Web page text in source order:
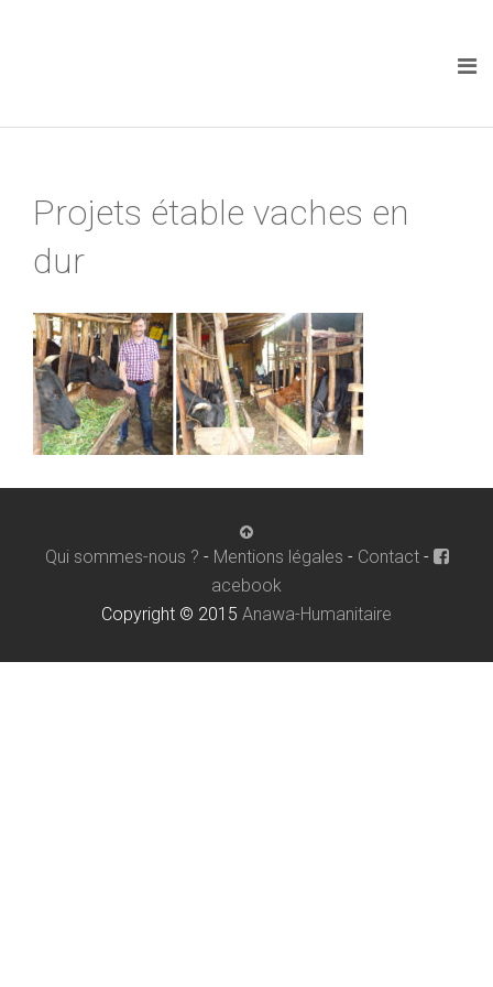
Projets étable vaches en
dur
Qui sommes-nous ? - Mentions légales - Contact-
acebook
Copyright © 2015 Anawa-Humanitaire